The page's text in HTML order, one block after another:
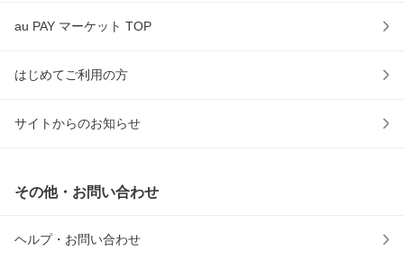
au PAY マーケット TOP
はじめてご利用の方
サイトからのお知らせ
その他・お問い合わせ
ヘルプ・お問い合わせ